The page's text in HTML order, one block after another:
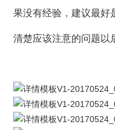
果没有经验，建议最好
清楚应该注意的问题以